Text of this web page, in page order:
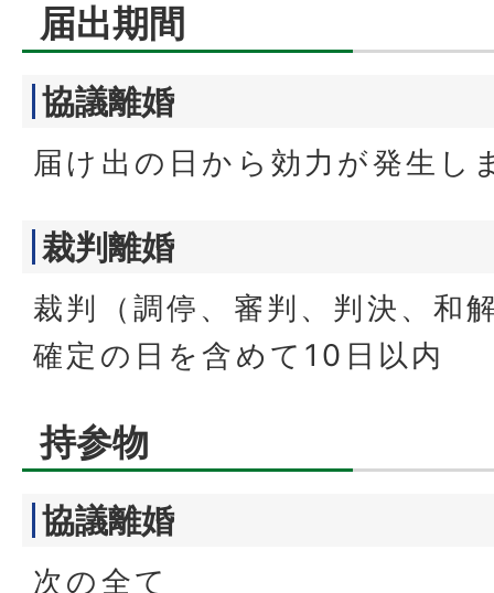
届出期間
協議離婚
届け出の日から効力が発生し
裁判離婚
裁判（調停、審判、判決、和
確定の日を含めて10日以内
持参物
協議離婚
次の全て